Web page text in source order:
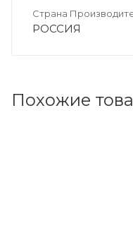
Страна
РОССИЯ
Похожие